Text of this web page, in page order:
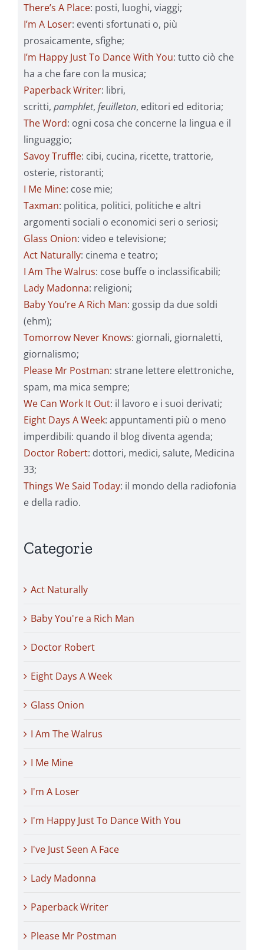
There’s A Place: posti, luoghi, viaggi;
I’m A Loser: eventi sfortunati o, più
prosaicamente, sfighe;
I’m Happy Just To Dance With You: tutto ciò che
ha a che fare con la musica;
Paperback Writer: libri,
scritti, pamphlet, feuilleton, editori ed editoria;
The Word: ogni cosa che concerne la lingua e il
linguaggio;
Savoy Truffle: cibi, cucina, ricette, trattorie,
osterie, ristoranti;
I Me Mine: cose mie;
Taxman: politica, politici, politiche e altri
argomenti sociali o economici seri o seriosi;
Glass Onion: video e televisione;
Act Naturally: cinema e teatro;
I Am The Walrus: cose buffe o inclassificabili;
Lady Madonna: religioni;
Baby You’re A Rich Man: gossip da due soldi
(ehm);
Tomorrow Never Knows: giornali, giornaletti,
giornalismo;
Please Mr Postman: strane lettere elettroniche,
spam, ma mica sempre;
We Can Work It Out: il lavoro e i suoi derivati;
Eight Days A Week: appuntamenti più o meno
imperdibili: quando il blog diventa agenda;
Doctor Robert: dottori, medici, salute, Medicina
33;
Things We Said Today: il mondo della radiofonia
e della radio.
Categorie
Act Naturally
Baby You're a Rich Man
Doctor Robert
Eight Days A Week
Glass Onion
I Am The Walrus
I Me Mine
I'm A Loser
I'm Happy Just To Dance With You
I've Just Seen A Face
Lady Madonna
Paperback Writer
Please Mr Postman